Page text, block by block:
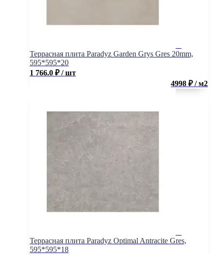
Террасная плита Paradyz Garden Grys Gres 20mm,
595*595*20
1 766.0 ₽ / шт
4998 ₽ / м2
Террасная плита Paradyz Optimal Antracite Gres,
595*595*18